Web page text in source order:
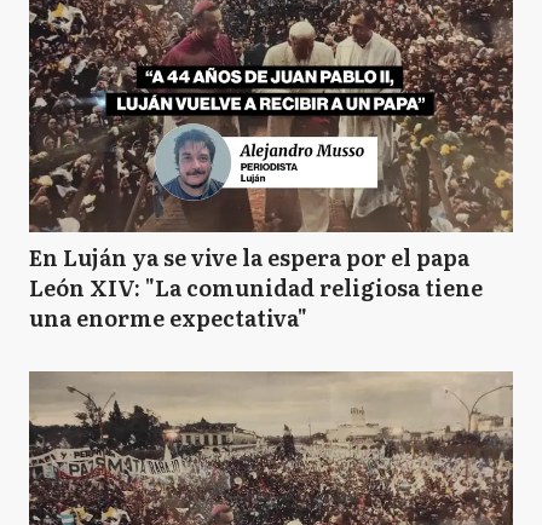
En Luján ya se vive la espera por el papa
León XIV: "La comunidad religiosa tiene
una enorme expectativa"